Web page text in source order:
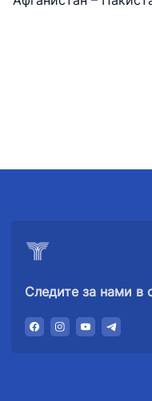
Следите за нами в